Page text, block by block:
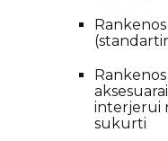
Rankenos
interjerui
sukurti